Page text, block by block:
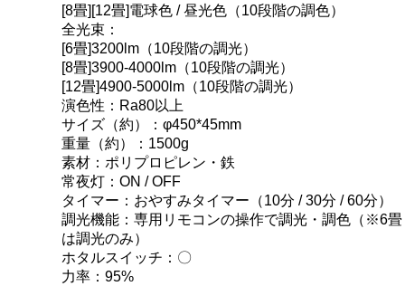
[8畳][12畳]電球色 / 昼光色（10段階の調色）
全光束：
[6畳]3200lm（10段階の調光）
[8畳]3900-4000lm（10段階の調光）
[12畳]4900-5000lm（10段階の調光）
演色性：Ra80以上
サイズ（約）：φ450*45mm
重量（約）：1500g
素材：ポリプロピレン・鉄
常夜灯：ON / OFF
タイマー：おやすみタイマー（10分 / 30分 / 60分）
調光機能：専用リモコンの操作で調光・調色（※6畳
は調光のみ）
ホタルスイッチ：〇
力率：95%